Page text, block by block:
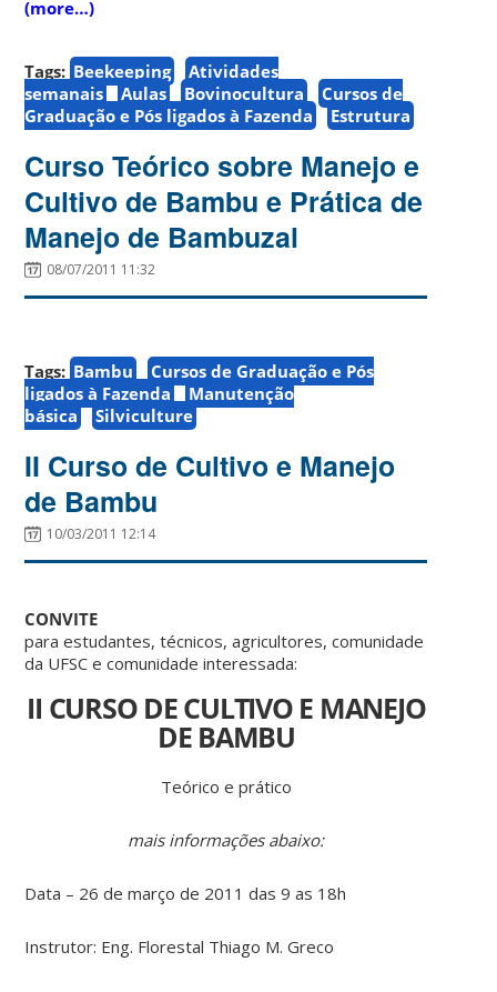
(more…)
Tags: Beekeeping
Atividades
semanais
Aulas Bovinocultura
Cursos de
Graduação e Pós ligados à Fazenda
Estrutura
Curso Teórico sobre Manejo e
Cultivo de Bambu e Prática de
Manejo de Bambuzal
08/07/2011 11:32
Tags: Bambu
Cursos de Graduação e Pós
ligados à Fazenda
Manutenção
básica
Silviculture
II Curso de Cultivo e Manejo
de Bambu
10/03/2011 12:14
CONVITE
para estudantes, técnicos, agricultores, comunidade
da UFSC e comunidade interessada:
II CURSO DE CULTIVO E MANEJO
DE BAMBU
Teórico e prático
mais informações abaixo:
Data – 26 de março de 2011 das 9 as 18h
Instrutor: Eng. Florestal Thiago M. Greco